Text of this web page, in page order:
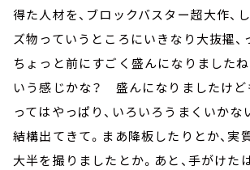
得た人材を、ブロックバスター超大作、
ズ物っていうところにいきなり大抜擢、
ちょっと前にすごく盛んになりました
いう感じかな？ 盛んになりましたけ
ってはやっぱり、いろいろうまくいかな
結構出てきて。まあ降板したりとか、実
大半を撮りましたとか。あと、手がけた